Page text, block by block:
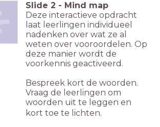
Slide 2 - Mind map
Deze interactieve opdracht
laat leerlingen individueel
nadenken over wat ze al
weten over vooroordelen. Op
deze manier wordt de
voorkennis geactiveerd.
Bespreek kort de woorden.
Vraag de leerlingen om
woorden uit te leggen en
kort toe te lichten.